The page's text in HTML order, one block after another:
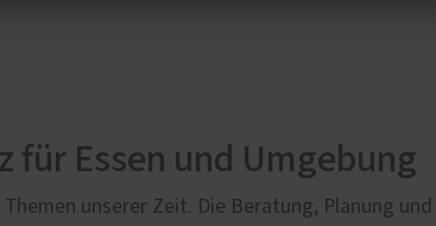
für Essen und Umgebung
unserer Zeit. Die Beratung, Planung